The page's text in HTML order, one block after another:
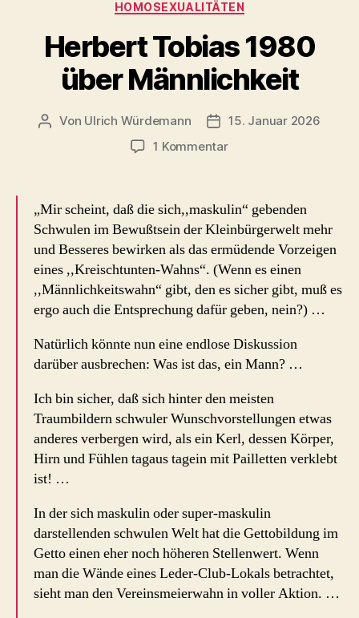
HOMOSEXUALITÄTEN
Herbert Tobias 1980
über Männlichkeit
Beitragsautor
Von Ulrich Würdemann Beitragsdatum
15. Januar 2026
1 Kommentarzu
über
Männlichkeit
„Mir scheint, daß die sich,,maskulin“ gebenden
Schwulen im Bewußtsein der Kleinbürgerwelt mehr
und Besseres bewirken als das ermüdende Vorzeigen
eines ,,Kreischtunten-Wahns“. (Wenn es einen
,,Männlichkeitswahn“ gibt, den es sicher gibt, muß es
ergo auch die Entsprechung dafür geben, nein?) …
Natürlich könnte nun eine endlose Diskussion
darüber ausbrechen: Was ist das, ein Mann? …
Ich bin sicher, daß sich hinter den meisten
Traumbildern schwuler Wunschvorstellungen etwas
anderes verbergen wird, als ein Kerl, dessen Körper,
Hirn und Fühlen tagaus tagein mit Pailletten verklebt
ist! …
In der sich maskulin oder super-maskulin
darstellenden schwulen Welt hat die Gettobildung im
Getto einen eher noch höheren Stellenwert. Wenn
man die Wände eines Leder-Club-Lokals betrachtet,
sieht man den Vereinsmeierwahn in voller Aktion. …